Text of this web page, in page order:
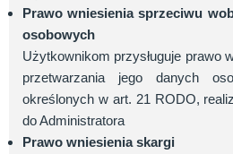
Prawo wniesienia sprzeciwu
osobowych
Użytkownikom przysługuje prawo
przetwarzania jego danych
określonych w art. 21 RODO,
do Administratora
Prawo wniesienia skargi